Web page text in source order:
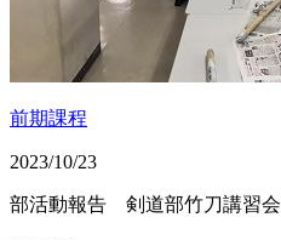
前期課程
2023/10/23
部活動報告 剣道部竹刀講習会